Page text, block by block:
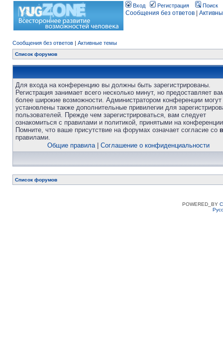
Вход Регистрация Поиск
Сообщения без ответов
Сообщения без ответов | Активные темы
Список форумов
Для входа на конференцию вы должны быть зарегистрированы.
Регистрация занимает всего несколько минут, но предоставляет
более широкие возможности. Администратором конференции
установлены также дополнительные привилегии для
пользователей. Прежде чем зарегистрироваться, вам следует
ознакомиться с правилами и политикой, принятыми на
Помните, что ваше присутствие на форумах означает согласие со
правилами.
Общие правила| Соглашение о конфиденциальности
Список форумов
POWERED_BY